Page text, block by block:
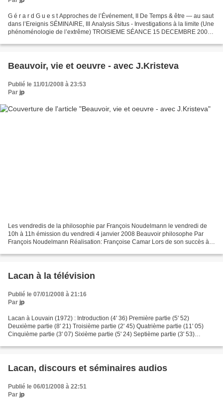
G é r a r d G u e s t Approches de l’Événement, II De Temps & être — au saut
dans l’Ereignis SÉMINAIRE, III Analysis Situs - Investigations à la limite (Une
phénoménologie de l’extrême) TROISIEME SÉANCE 15 DECEMBRE 2007
Beauvoir, vie et oeuvre - avec J.Kristeva
Publié le 11/01/2008 à 23:53
Par jp
Les vendredis de la philosophie par François Noudelmann le vendredi de
10h à 11h émission du vendredi 4 janvier 2008 Beauvoir philosophe Par
François Noudelmann Réalisation: Françoise Camar Lors de son succès à
Lacan à la télévision
Publié le 07/01/2008 à 21:16
Par jp
Lacan à Louvain (1972) : Introduction (4' 36) Première partie (5' 52)
Deuxième partie (8' 21) Troisième partie (2' 45) Quatrième partie (11' 05)
Cinquième partie (3' 07) Sixième partie (5' 24) Septième partie (3' 53)
Lacan, discours et séminaires audios
Publié le 06/01/2008 à 22:51
Par jp